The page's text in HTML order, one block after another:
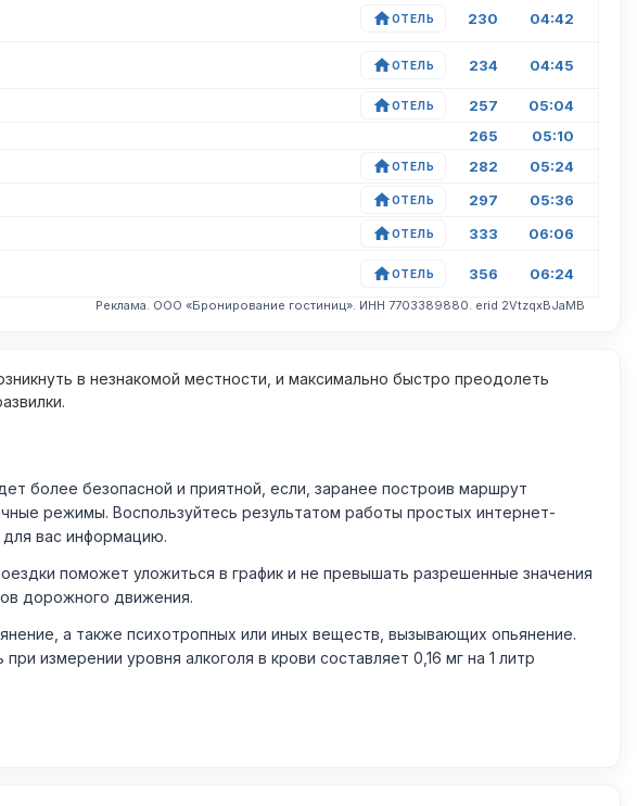
ОТЕЛЬ 230 04:42
ОТЕЛЬ 234 04:45
ОТЕЛЬ 257 05:04
265 05:10
ОТЕЛЬ 282 05:24
ОТЕЛЬ 297 05:36
ОТЕЛЬ 333 06:06
ОТЕЛЬ 356 06:24
Реклама. ООО «Бронирование гостиниц». ИНН 7703389880. erid 2VtzqxBJaMB
в незнакомой местности, и максимально быстро преодолеть
более безопасной и приятной, если, заранее построив маршрут
режимы. Воспользуйтесь результатом работы простых интернет-
вас информацию.
поможет уложиться в график и не превышать разрешенные значения
дорожного движения.
а также психотропных или иных веществ, вызывающих опьянение.
измерении уровня алкоголя в крови составляет 0,16 мг на 1 литр